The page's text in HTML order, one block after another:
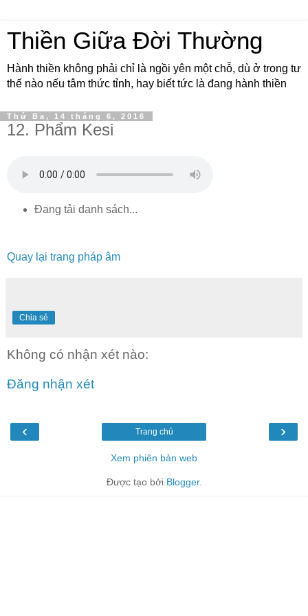
Thiền Giữa Đời Thường
Hành thiền không phải chỉ là ngồi yên một chỗ, dù ở trong tư
thế nào nếu tâm thức tỉnh, hay biết tức là đang hành thiền
Thứ Ba, 14 tháng 6, 2016
12. Phẩm Kesi
Đang tải danh sách...
Quay lại trang pháp âm
Chia sẻ
Không có nhận xét nào:
Đăng nhận xét
‹ ›
Trang chủ
Xem phiên bản web
Được tạo bởi Blogger.